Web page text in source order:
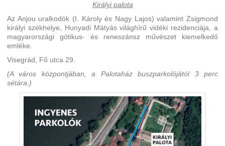
Királyi palota
Az Anjou uralkodók (I. Károly és Nagy Lajos) valamint Zsigmond
királyi székhelye, Hunyadi Mátyás világhírű vidéki rezidenciája, a
magyarországi gótikus- és reneszánsz művészet kiemelkedő
emléke.
Visegrád, Fő utca 29.
(A város központjában, a Palotaház buszparkolójától 3 perc
sétára.)